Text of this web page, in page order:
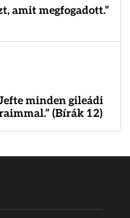
amit megfogadott.”
minden gileádi
(Bírák 12)